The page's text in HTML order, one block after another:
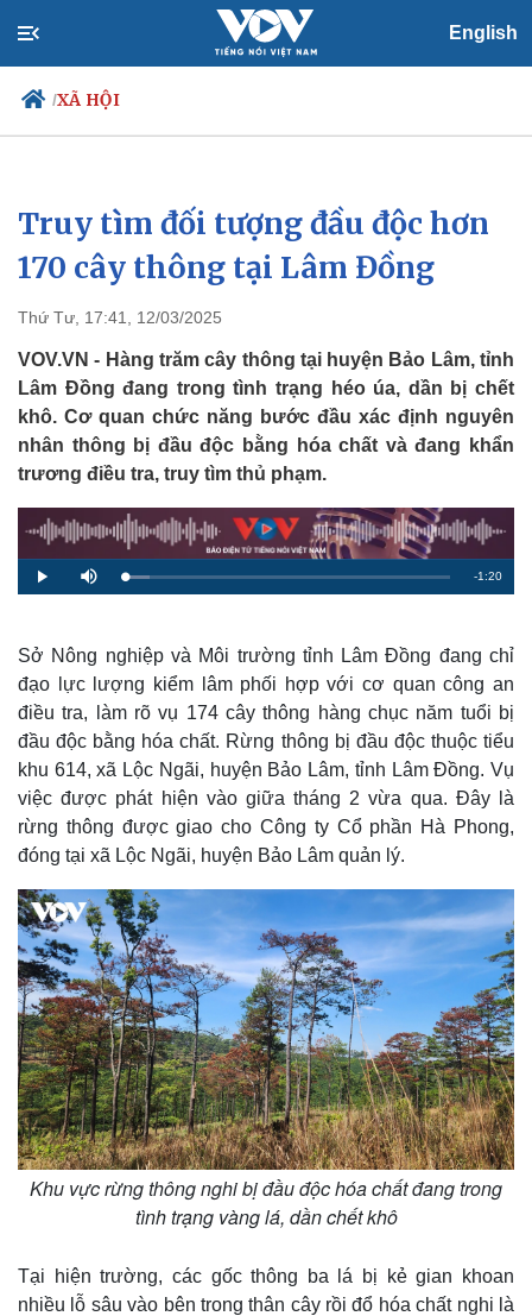
English
/XÃ HỘI
Chính trị
Đảng
Tổ chức nhân sự
Nhận diện sự thật
Xã hội
Tin 24h
Dự báo thời tiết
Việc làm
Biển đảo
Truy tìm đối tượng đầu độc hơn
170 cây thông tại Lâm Đồng
Thứ Tư, 17:41, 12/03/2025
VOV.VN - Hàng trăm cây thông tại huyện Bảo Lâm, tỉnh
Lâm Đồng đang trong tình trạng héo úa, dần bị chết
khô. Cơ quan chức năng bước đầu xác định nguyên
nhân thông bị đầu độc bằng hóa chất và đang khẩn
trương điều tra, truy tìm thủ phạm.
P
l
M
u
L
o
:
7
6
%
R
a
i
i
n
i
e
-1:20
Sở Nông nghiệp và Môi trường tỉnh Lâm Đồng đang chỉ
đạo lực lượng kiểm lâm phối hợp với cơ quan công an
điều tra, làm rõ vụ 174 cây thông hàng chục năm tuổi bị
đầu độc bằng hóa chất. Rừng thông bị đầu độc thuộc tiểu
khu 614, xã Lộc Ngãi, huyện Bảo Lâm, tỉnh Lâm Đồng. Vụ
việc được phát hiện vào giữa tháng 2 vừa qua. Đây là
rừng thông được giao cho Công ty Cổ phần Hà Phong,
đóng tại xã Lộc Ngãi, huyện Bảo Lâm quản lý.
Khu vực rừng thông nghi bị đầu độc hóa chất đang trong
tình trạng vàng lá, dần chết khô
Tại hiện trường, các gốc thông ba lá bị kẻ gian khoan
nhiều lỗ sâu vào bên trong thân cây rồi đổ hóa chất nghi là